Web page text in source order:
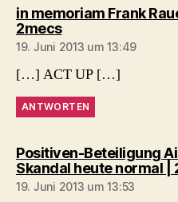
in memoriam Frank
2mecssagt:
19. Juni 2013 um 13:49
[…] ACT UP […]
ANTWORTEN
Positiven-Beteiligung
Skandal heute normal |
19. Juni 2013 um 13:53